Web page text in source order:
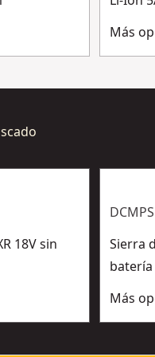
Más
18V sin
Sierra
batería
Más